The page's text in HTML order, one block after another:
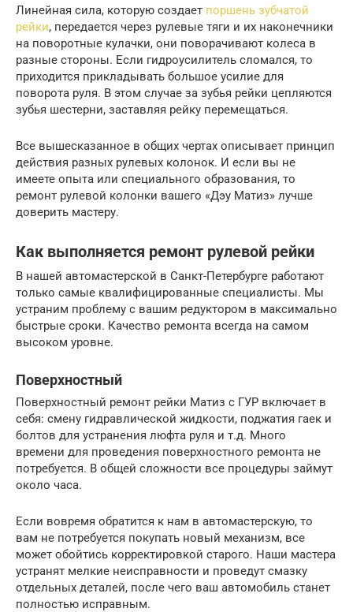
Линейная сила, которую создает поршень зубчатой
рейки, передается через рулевые тяги и их наконечники
на поворотные кулачки, они поворачивают колеса в
разные стороны. Если гидроусилитель сломался, то
приходится прикладывать большое усилие для
поворота руля. В этом случае за зубья рейки цепляются
зубья шестерни, заставляя рейку перемещаться.
Все вышесказанное в общих чертах описывает принцип
действия разных рулевых колонок. И если вы не
имеете опыта или специального образования, то
ремонт рулевой колонки вашего «Дэу Матиз» лучше
доверить мастеру.
Как выполняется ремонт рулевой рейки
В нашей автомастерской в Санкт-Петербурге работают
только самые квалифицированные специалисты. Мы
устраним проблему с вашим редуктором в максимально
быстрые сроки. Качество ремонта всегда на самом
высоком уровне.
Поверхностный
Поверхностный ремонт рейки Матиз с ГУР включает в
себя: смену гидравлической жидкости, поджатия гаек и
болтов для устранения люфта руля и т.д. Много
времени для проведения поверхностного ремонта не
потребуется. В общей сложности все процедуры займут
около часа.
Если вовремя обратится к нам в автомастерскую, то
вам не потребуется покупать новый механизм, все
может обойтись корректировкой старого. Наши мастера
устранят мелкие неисправности и проведут смазку
отдельных деталей, после чего ваш автомобиль станет
полностью исправным.